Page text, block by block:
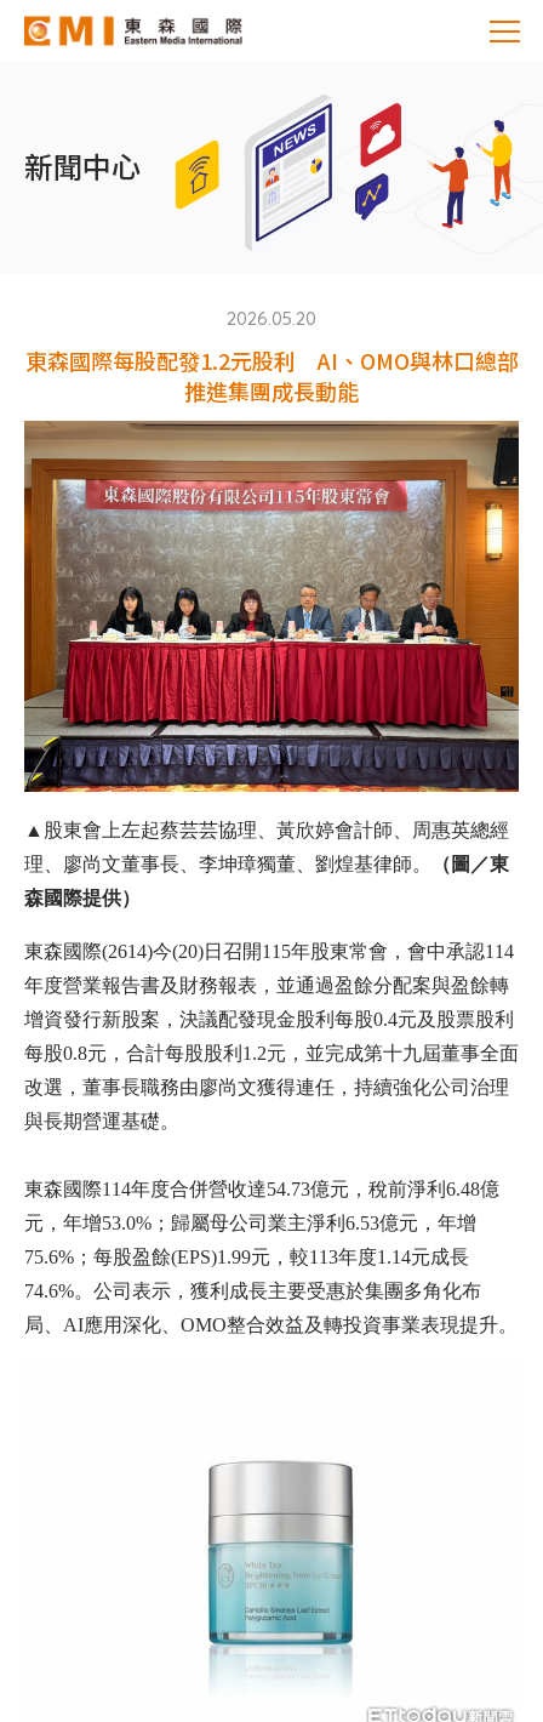
新聞中心
2026.05.20
東森國際每股配發1.2元股利 AI、OMO與林口總部
推進集團成長動能
▲股東會上左起蔡芸芸協理、黃欣婷會計師、周惠英總經
理、廖尚文董事長、李坤璋獨董、劉煌基律師。
（圖／東
森國際提供）
東森國際(2614)今(20)日召開115年股東常會，會中承認114
年度營業報告書及財務報表，並通過盈餘分配案與盈餘轉
增資發行新股案，決議配發現金股利每股0.4元及股票股利
每股0.8元，合計每股股利1.2元，並完成第十九屆董事全面
改選，董事長職務由廖尚文獲得連任，持續強化公司治理
與長期營運基礎。
東森國際114年度合併營收達54.73億元，稅前淨利6.48億
元，年增53.0%；歸屬母公司業主淨利6.53億元，年增
75.6%；每股盈餘(EPS)1.99元，較113年度1.14元成長
74.6%。公司表示，獲利成長主要受惠於集團多角化布
局、AI應用深化、OMO整合效益及轉投資事業表現提升。